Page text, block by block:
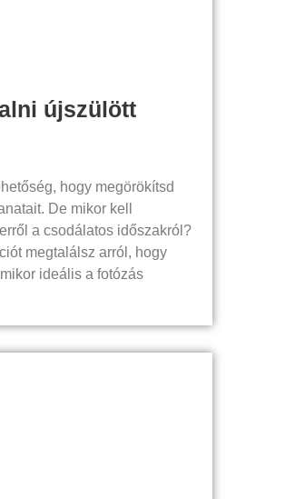
újszülött
hogy megörökítsd
De mikor kell
a csodálatos időszakról?
megtalálsz arról, hogy
ideális a fotózás